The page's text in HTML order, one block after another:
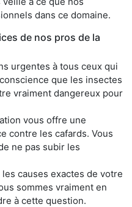
dans ce domaine.
de nos pros de la
urgentes à tous ceux qui
que les insectes
vraiment dangereux pour
vous offre une
contre les cafards. Vous
ne pas subir les
causes exactes de votre
sommes vraiment en
à cette question.